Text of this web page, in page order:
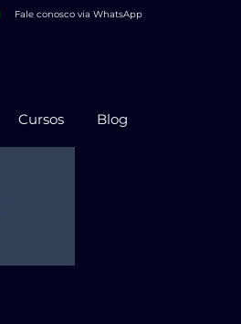
Fale conosco via WhatsApp
Cursos Blog